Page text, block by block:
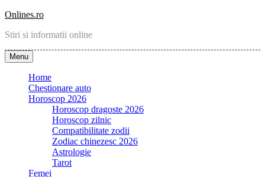
Skip
content
Onlines.ro
Stiri si informatii online
Menu
Home
Chestionare auto
Horoscop 2026
Horoscop dragoste 2026
Horoscop zilnic
Compatibilitate zodii
Zodiac chinezesc 2026
Astrologie
Tarot
Femei